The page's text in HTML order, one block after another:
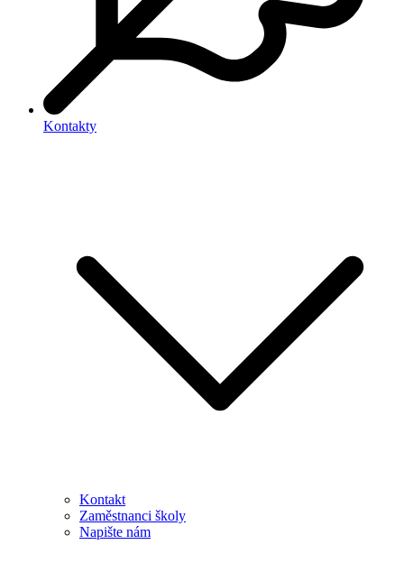
Kontakty
Kontakt
Zaměstnanci školy
Napište nám